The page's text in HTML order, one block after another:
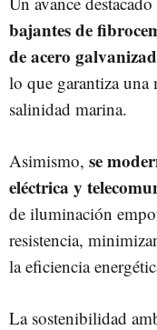
bajantes de
de acero
lo que garantiza
salinidad marina.
Asimismo, se
eléctrica y
de iluminación
resistencia,
la eficiencia
La sostenibilidad